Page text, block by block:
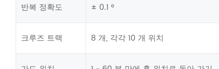
반복 정확도 ± 0.1 °
크루즈 트랙 8 개, 각각 10 개 위치